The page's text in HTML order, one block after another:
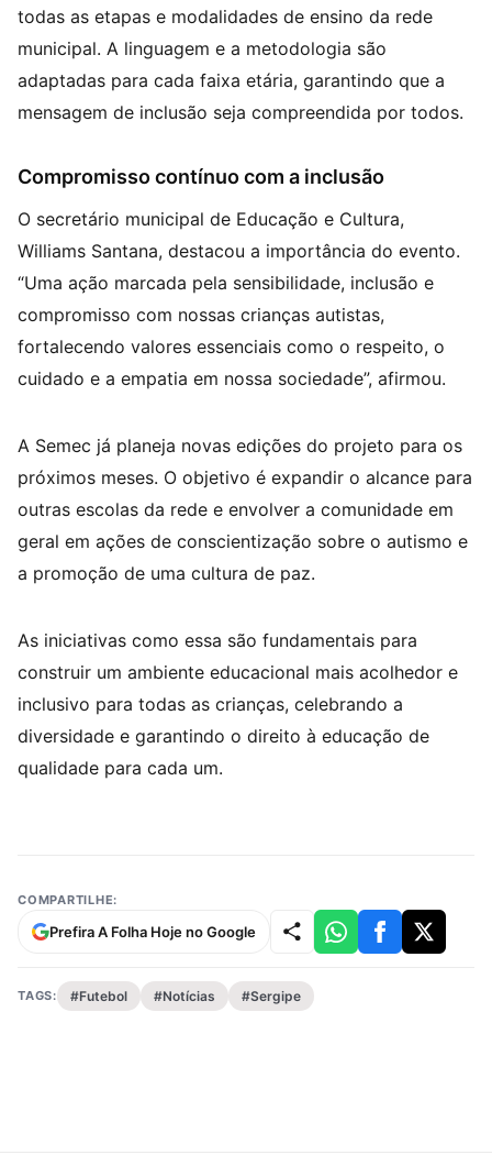
todas as etapas e modalidades de ensino da rede
municipal. A linguagem e a metodologia são
adaptadas para cada faixa etária, garantindo que a
mensagem de inclusão seja compreendida por todos.
Compromisso contínuo com a inclusão
O secretário municipal de Educação e Cultura,
Williams Santana, destacou a importância do evento.
“Uma ação marcada pela sensibilidade, inclusão e
compromisso com nossas crianças autistas,
fortalecendo valores essenciais como o respeito, o
cuidado e a empatia em nossa sociedade”, afirmou.
A Semec já planeja novas edições do projeto para os
próximos meses. O objetivo é expandir o alcance para
outras escolas da rede e envolver a comunidade em
geral em ações de conscientização sobre o autismo e
a promoção de uma cultura de paz.
As iniciativas como essa são fundamentais para
construir um ambiente educacional mais acolhedor e
inclusivo para todas as crianças, celebrando a
diversidade e garantindo o direito à educação de
qualidade para cada um.
COMPARTILHE:
Prefira A Folha Hoje no Google
TAGS: #Futebol #Notícias #Sergipe